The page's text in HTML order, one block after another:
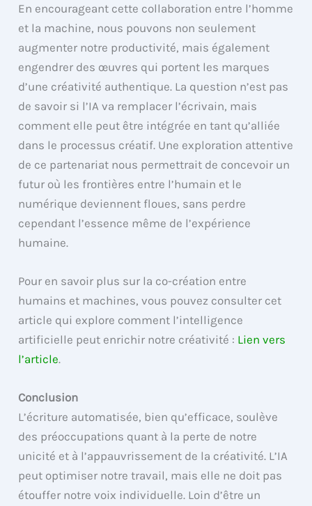
En encourageant cette collaboration entre l’homme
et la machine, nous pouvons non seulement
augmenter notre productivité, mais également
engendrer des œuvres qui portent les marques
d’une créativité authentique. La question n’est pas
de savoir si l’IA va remplacer l’écrivain, mais
comment elle peut être intégrée en tant qu’alliée
dans le processus créatif. Une exploration attentive
de ce partenariat nous permettrait de concevoir un
futur où les frontières entre l’humain et le
numérique deviennent floues, sans perdre
cependant l’essence même de l’expérience
humaine.
Pour en savoir plus sur la co-création entre
humains et machines, vous pouvez consulter cet
article qui explore comment l’intelligence
artificielle peut enrichir notre créativité : Lien vers
l’article.
Conclusion
L’écriture automatisée, bien qu’efficace, soulève
des préoccupations quant à la perte de notre
unicité et à l’appauvrissement de la créativité. L’IA
peut optimiser notre travail, mais elle ne doit pas
étouffer notre voix individuelle. Loin d’être un